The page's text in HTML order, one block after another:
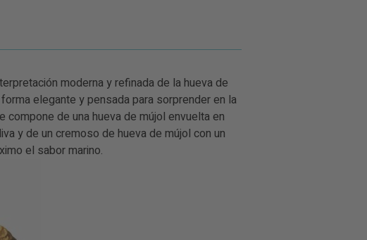
moderna y refinada de la hueva de
elegante y pensada para sorprender en la
de una hueva de mújol envuelta en
y de un cremoso de hueva de mújol con un
el sabor marino.